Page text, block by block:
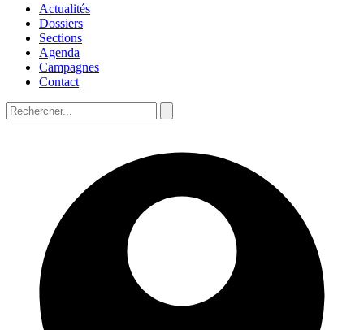
Actualités
Dossiers
Sections
Agenda
Campagnes
Contact